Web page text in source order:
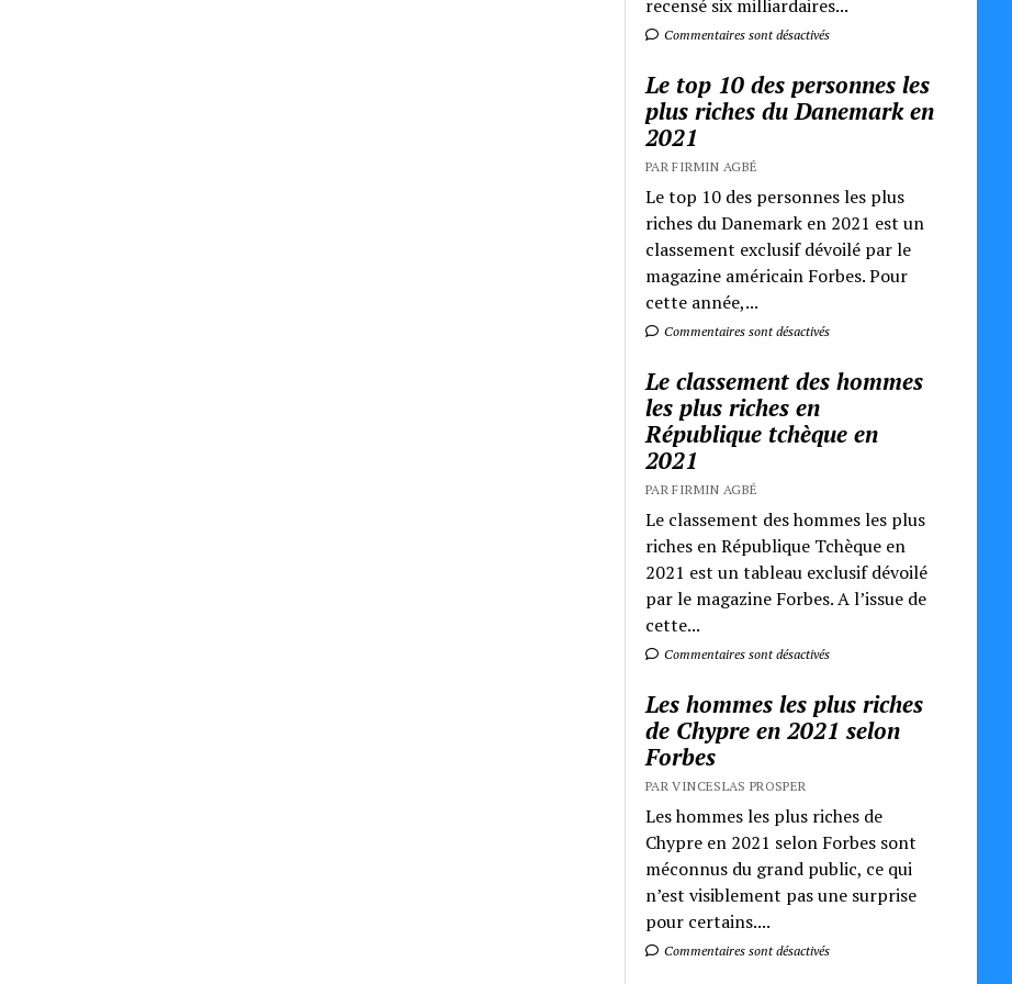
recensé six milliardaires...
Commentaires sont désactivés
Le top 10 des personnes les
plus riches du Danemark en
2021
PAR FIRMIN AGBÉ
Le top 10 des personnes les plus
riches du Danemark en 2021 est un
classement exclusif dévoilé par le
magazine américain Forbes. Pour
cette année,...
Commentaires sont désactivés
Le classement des hommes
les plus riches en
République tchèque en
2021
PAR FIRMIN AGBÉ
Le classement des hommes les plus
riches en République Tchèque en
2021 est un tableau exclusif dévoilé
par le magazine Forbes. A l’issue de
cette...
Commentaires sont désactivés
Les hommes les plus riches
de Chypre en 2021 selon
Forbes
PAR VINCESLAS PROSPER
Les hommes les plus riches de
Chypre en 2021 selon Forbes sont
méconnus du grand public, ce qui
n’est visiblement pas une surprise
pour certains....
Commentaires sont désactivés